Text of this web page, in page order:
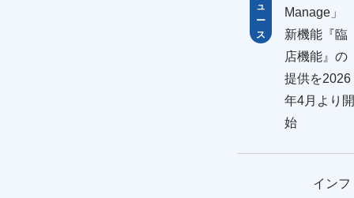
ュ
ー
ス
Manage
新機能『臨
店機能』の
提供を2026
年4月より開
始
インフ